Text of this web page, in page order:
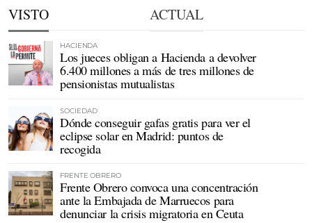
VISTO ACTUAL
HACIENDA
Los jueces obligan a Hacienda a devolver
6.400 millones a más de tres millones de
pensionistas mutualistas
SOCIEDAD
Dónde conseguir gafas gratis para ver el
eclipse solar en Madrid: puntos de
recogida
FRENTE OBRERO
Frente Obrero convoca una concentración
ante la Embajada de Marruecos para
denunciar la crisis migratoria en Ceuta